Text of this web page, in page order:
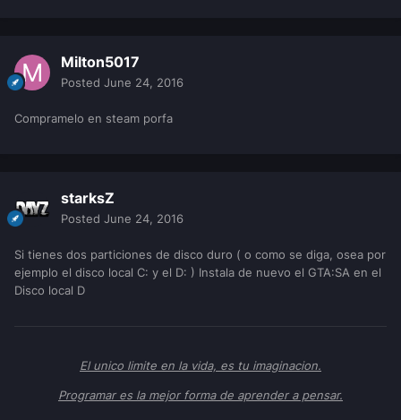
Milton5017
Posted June 24, 2016
Compramelo en steam porfa
starksZ
Posted June 24, 2016
Si tienes dos particiones de disco duro ( o como se diga, osea por
ejemplo el disco local C: y el D: ) Instala de nuevo el GTA:SA en el
Disco local D
El unico limite en la vida, es tu imaginacion.
Programar es la mejor forma de aprender a pensar.